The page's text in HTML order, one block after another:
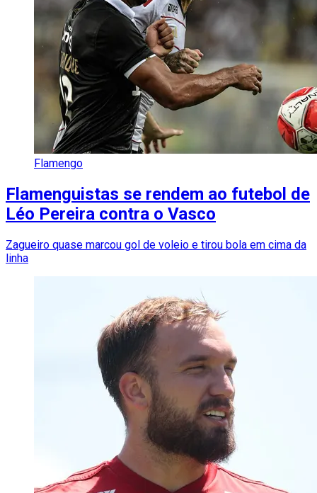
Flamengo
Flamenguistas se rendem ao futebol de
Léo Pereira contra o Vasco
Zagueiro quase marcou gol de voleio e tirou bola em cima da
linha